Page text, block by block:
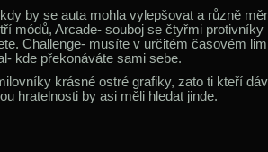
by se auta mohla vylepšovat a různě
módů, Arcade- souboj se čtyřmi protivníky
Challenge- musíte v určitém časovém
kde překonáváte sami sebe.
krásné ostré grafiky, zato ti kteří
hratelnosti by asi měli hledat jinde.